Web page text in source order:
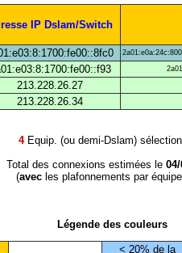
IP Dslam/Switch
213.228.26.27
213.228.26.34
4Equip. (ou demi-Dslam)
Total des connexions estimées le 04/
(avecles plafonnements par
Légende des couleurs
< 20% de la